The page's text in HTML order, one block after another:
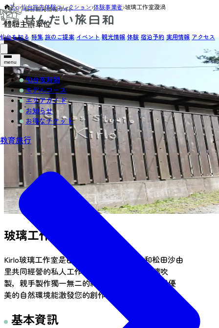
仙台を知る 特集 旅のご提案 イベント 観光情報 体験 宿泊予約 実用情報 アクセス
menu
仙台夜時間
モデルコース
エリアガイド
お知らせ
お得なチケット
教育旅行
Top›仙台旅先体験コレクション›体験事業者›玻璃工作室漩渦
體驗主辦單位
玻璃工作室漩渦
Kirlo玻璃工作室是由玻璃藝術家志賀英二和松田沙由
里共同經營的私人工作室。遊客可以體驗玻璃吹
製，親手製作獨一無二的紀念品。我們希望周圍優
美的自然環境能激發您的創作靈感。
基本資訊